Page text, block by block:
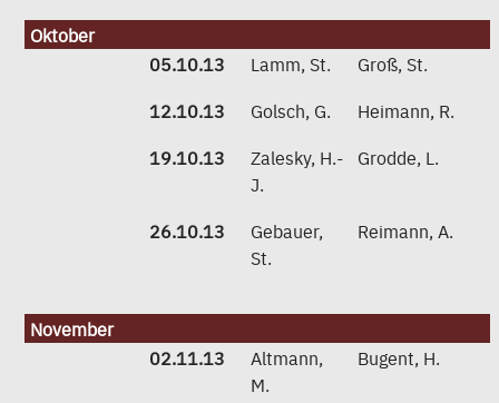
Oktober
05.10.13
Lamm, St.
Groß, St.
12.10.13
Golsch, G.
Heimann, R.
19.10.13
Zalesky, H.-
J.
Grodde, L.
26.10.13
Gebauer,
St.
Reimann, A.
November
02.11.13
Altmann,
M.
Bugent, H.